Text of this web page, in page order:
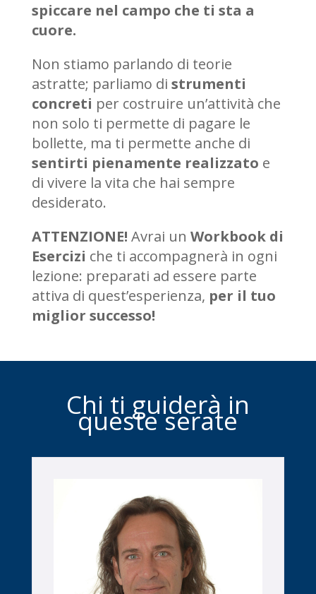
spiccare nel campo che ti sta a
cuore.
Non stiamo parlando di teorie
astratte; parliamo di strumenti
concreti per costruire un’attività che
non solo ti permette di pagare le
bollette, ma ti permette anche di
sentirti pienamente realizzato e
di vivere la vita che hai sempre
desiderato.
ATTENZIONE! Avrai un Workbook di
Esercizi che ti accompagnerà in ogni
lezione: preparati ad essere parte
attiva di quest’esperienza, per il tuo
miglior successo!
Chi ti guiderà in
queste serate